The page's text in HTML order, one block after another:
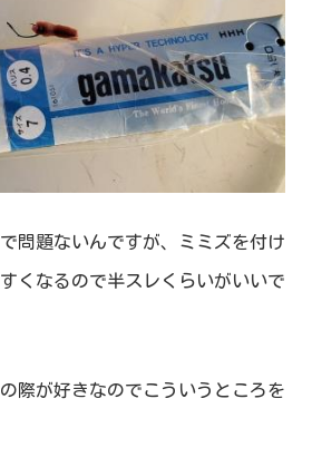
問題ないんですが、ミミズを付け
くなるので半スレくらいがいいで
際が好きなのでこういうところを